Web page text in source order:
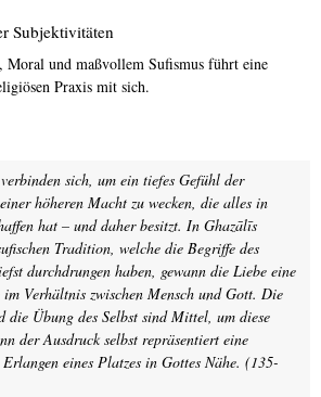
Subjektivitäten
Moral und maßvollem Sufismus führt eine
Praxis mit sich.
sich, um ein tiefes Gefühl der
höheren Macht zu wecken, die alles in
hat – und daher besitzt. In Ghazālīs
Tradition, welche die Begriffe des
durchdrungen haben, gewann die Liebe eine
im Verhältnis zwischen Mensch und Gott. Die
die Übung des Selbst sind Mittel, um diese
der Ausdruck selbst repräsentiert eine
eines Platzes in Gottes Nähe. (135-